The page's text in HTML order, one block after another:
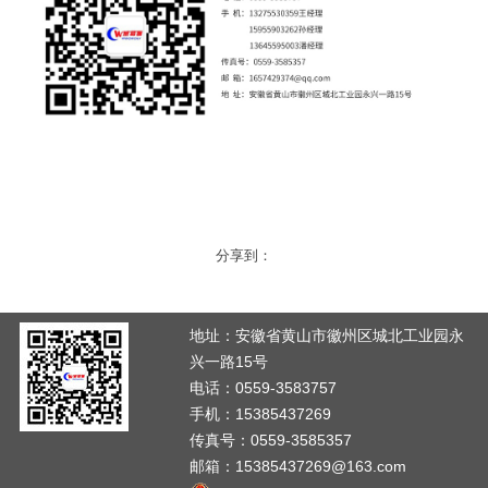
分享到：
地址：安徽省黄山市徽州区城北工业园永
兴一路15号
电话：0559-3583757
手机：15385437269
传真号：0559-3585357
邮箱：15385437269@163.com